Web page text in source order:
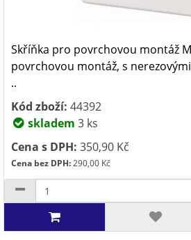
Skříňka pro povrchovou montáž
povrchovou montáž, s
..
Kód zboží: 44392
skladem 3 ks
Cena s DPH: 350,90 Kč
Cena bez DPH:290,00 Kč